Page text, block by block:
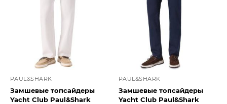
PAUL&SHARK
Замшевые топсайдеры
Yacht Club Paul&Shark
PAUL&SHARK
Замшевые топсайдеры
Yacht Club Paul&Shark